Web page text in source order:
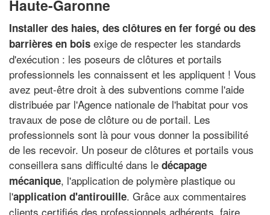
Haute-Garonne
Installer des haies, des clôtures en fer forgé ou des
barrières en bois exige de respecter les standards
d'exécution : les poseurs de clôtures et portails
professionnels les connaissent et les appliquent ! Vous
avez peut-être droit à des subventions comme l'aide
distribuée par l'Agence nationale de l'habitat pour vos
travaux de pose de clôture ou de portail. Les
professionnels sont là pour vous donner la possibilité
de les recevoir. Un poseur de clôtures et portails vous
conseillera sans difficulté dans le décapage
mécanique, l'application de polymère plastique ou
l'application d'antirouille. Grâce aux commentaires
clients certifiés des professionnels adhérents, faire